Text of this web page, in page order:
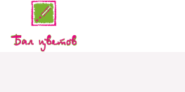
Перейти
содержимому